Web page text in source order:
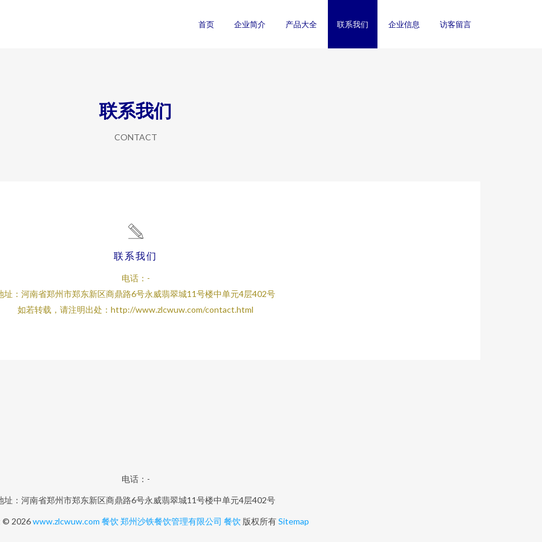
首页 企业简介 产品大全 联系我们 企业信息 访客留言
联系我们
CONTACT
联系我们
电话：-
址：河南省郑州市郑东新区商鼎路6号永威翡翠城11号楼中单元4层402号
如若转载，请注明出处：http://www.zlcwuw.com/contact.html
电话：-
址：河南省郑州市郑东新区商鼎路6号永威翡翠城11号楼中单元4层402号
© 2026www.zlcwuw.com 餐饮 郑州沙铁餐饮管理有限公司 餐饮版权所有Sitemap